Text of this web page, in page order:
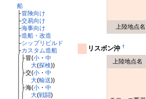
船
├冒険向け
├交易向け
├海事向け
├造船・改造
├シップリビルド
├カスタム造船
│├冒(小・ 中
大(探検))
│├交(小・ 中
大(輸送))
│├海(小・ 中
大(戦闘)
上陸地点名
リスボン沖 †
上陸地点名